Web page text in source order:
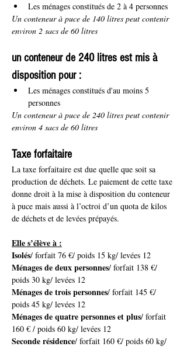
Les ménages constitués de 2 à 4 personnes
Un conteneur à puce de 140 litres peut contenir
environ 2 sacs de 60 litres
un conteneur de 240 litres est mis à
disposition pour :
Les ménages constitués d'au moins 5
personnes
Un conteneur à puce de 240 litres peut contenir
environ 4 sacs de 60 litres
Taxe forfaitaire
La taxe forfaitaire est due quelle que soit sa
production de déchets. Le paiement de cette taxe
donne droit à la mise à disposition du conteneur
à puce mais aussi à l’octroi d’un quota de kilos
de déchets et de levées prépayés.
Elle s’élève à :
Isolés/ forfait 76 €/ poids 15 kg/ levées 12
Ménages de deux personnes/ forfait 138 €/
poids 30 kg/ levées 12
Ménages de trois personnes/ forfait 145 €/
poids 45 kg/ levées 12
Ménages de quatre personnes et plus/ forfait
160 € / poids 60 kg/ levées 12
Seconde résidence/ forfait 160 €/ poids 60 kg/